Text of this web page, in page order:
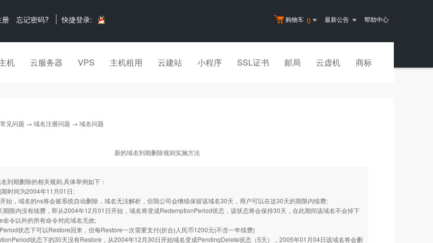
购物车 0 最新公告 帮助中心
册 忘记密码? 快捷登录:
机 云服务器 VPS 主机租用 云建站 小程序 SSL证书 邮局 云虚机 商标
见问题 → 域名注册问题 → 域名问题
新的域名到期删除规则实施方法
到期删除的相关规则,具体举例如下：
时间为2004年11月01日;
始，域名的ns将会被系统自动删除，域名无法解析，但我公司会继续保留该域名30天，用户可以在这30天的期限内续费;
期限内没有续费，即从2004年12月01日开始，域名将变成RedemptionPeriod状态，该状态将会保持30天，在此期间该域名不会掉下
命令以外的所有命令对此域名无效;
状态下可以Restore回来，但每Restore一次需要支付(折合)人民币1200元(不含一年续费)
状态下的30天没有Restore，从2004年12月30日开始域名变成PendingDelete状态（5天），2005年01月04日该域名将会删